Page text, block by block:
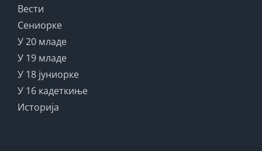
Вести
Сениорке
У 20 младе
У 19 младе
У 18 јуниорке
У 16 кадеткиње
Историја